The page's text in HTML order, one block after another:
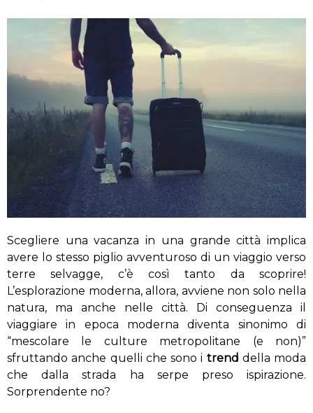
Scegliere una vacanza in una grande città implica
avere lo stesso piglio avventuroso di un viaggio verso
terre selvagge, c’è così tanto da scoprire!
L’esplorazione moderna, allora, avviene non solo nella
natura, ma anche nelle città. Di conseguenza il
viaggiare in epoca moderna diventa sinonimo di
“mescolare le culture metropolitane (e non)”
sfruttando anche quelli che sono i trend della moda
che dalla strada ha serpe preso ispirazione.
Sorprendente no?